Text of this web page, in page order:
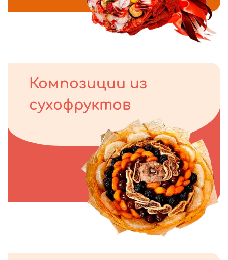
Композиции из
сухофруктов